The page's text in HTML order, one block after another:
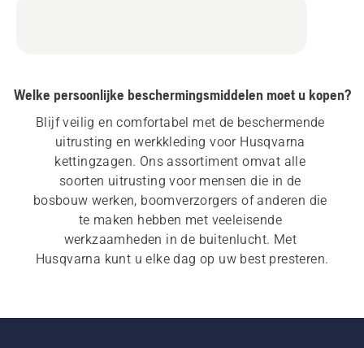
Welke persoonlijke beschermingsmiddelen moet u kopen?
Blijf veilig en comfortabel met de beschermende
uitrusting en werkkleding voor Husqvarna
kettingzagen. Ons assortiment omvat alle
soorten uitrusting voor mensen die in de
bosbouw werken, boomverzorgers of anderen die
te maken hebben met veeleisende
werkzaamheden in de buitenlucht. Met
Husqvarna kunt u elke dag op uw best presteren.